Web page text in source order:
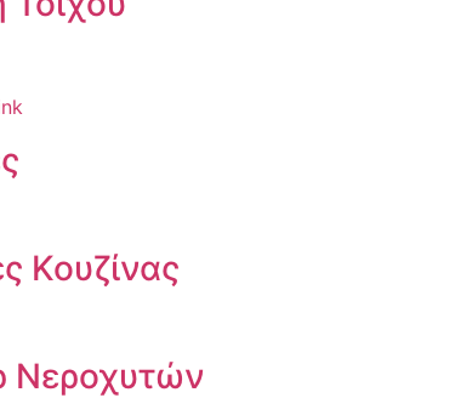
Κουζίνας
Νεροχυτών